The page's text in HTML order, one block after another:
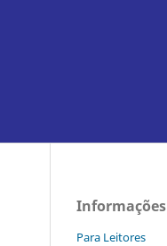
Informações
Para Leitores